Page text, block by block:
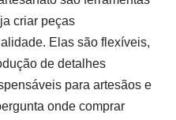
criar peças
Elas são flexíveis,
de detalhes
para artesãos e
onde comprar